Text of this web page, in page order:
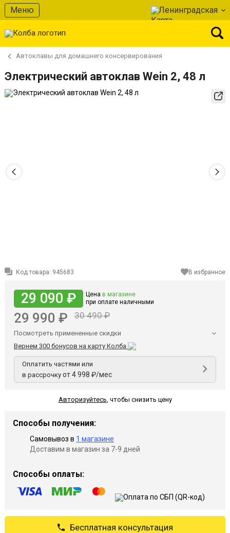
Меню Ленинградская
Автоклавы для домашнего консервирования
Электрический автоклав Wein 2, 48 л
Код товара: 945683 В избранное
29 090 ₽ Цена в магазине
при оплате наличными
29 990 ₽ 30 490 ₽
Посмотреть примененные скидки
Вернем 300 бонусов на карту Колба
Оплатить частями или
в рассрочку от 4 998 ₽/мес
Авторизуйтесь чтобы снизить цену
Способы получения:
Самовывоз в 1 магазине
Доставим в магазин за 7-9 дней
Способы оплаты:
Бесплатная консультация